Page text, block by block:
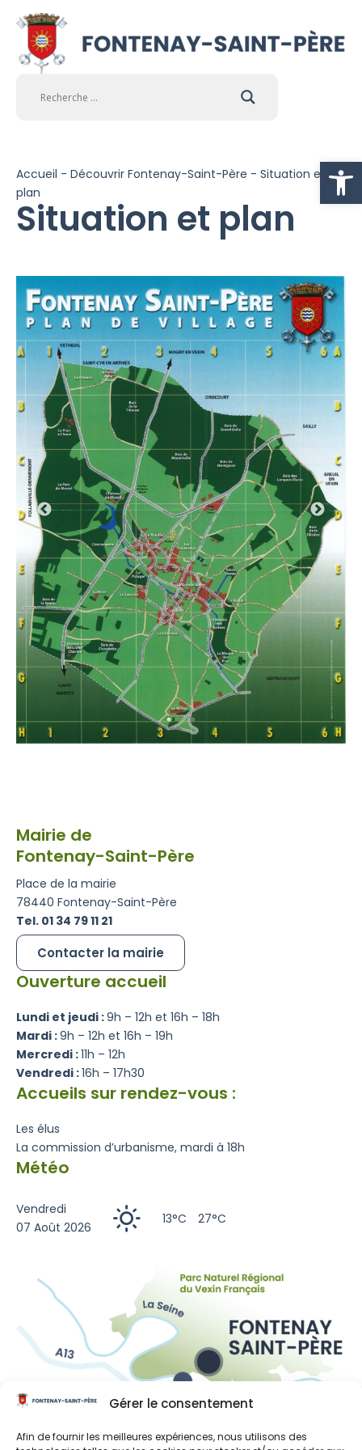
Gérer le consentement
Afin de fournir les meilleures expériences, nous utilisons des
Ouvrir
Accueil - Découvrir Fontenay-Saint-Père - Situation et
plan
Situation et plan
Mairie de
Fontenay-Saint-Père
Place de la mairie
78440 Fontenay-Saint-Père
Tel. 01 34 79 11 21
Contacter la mairie
Ouverture accueil
Lundi et jeudi :9h – 12h et 16h – 18h
Mardi :9h – 12h et 16h – 19h
Mercredi :11h – 12h
Vendredi :16h – 17h30
Accueils sur rendez-vous :
Les élus
La commission d’urbanisme, mardi à 18h
Météo
Vendredi
07 Août 2026
13°C 27°C
Liens utiles